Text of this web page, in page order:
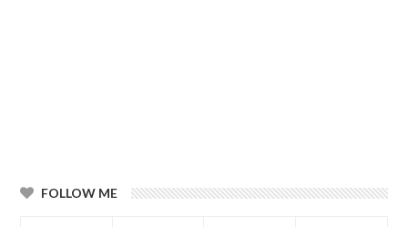
FOLLOW ME